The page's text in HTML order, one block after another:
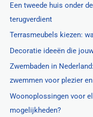
Een tweede huis onder
terugverdient
Terrasmeubels kiezen:
Decoratie ideeën die
Zwembaden in
zwemmen voor plezier
Woonoplossingen voor
mogelijkheden?